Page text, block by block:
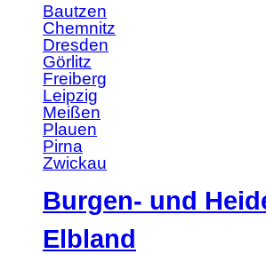
Bautzen
Chemnitz
Dresden
Görlitz
Freiberg
Leipzig
Meißen
Plauen
Pirna
Zwickau
Burgen- und
Elbland